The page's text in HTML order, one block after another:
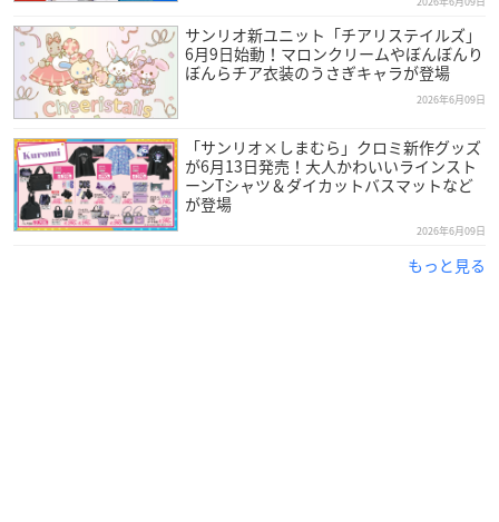
サンリオ新ユニット「チアリステイルズ」
6月9日始動！マロンクリームやぼんぼんり
ぼんらチア衣装のうさぎキャラが登場
2026年6月09日
「サンリオ×しまむら」クロミ新作グッズ
が6月13日発売！大人かわいいラインスト
ーンTシャツ＆ダイカットバスマットなど
が登場
2026年6月09日
もっと見る